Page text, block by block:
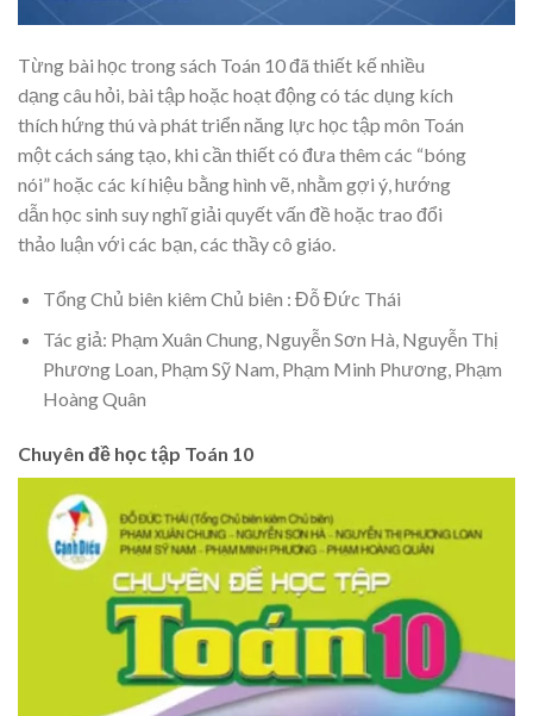
Từng bài học trong sách Toán 10 đã thiết kế nhiều
dạng câu hỏi, bài tập hoặc hoạt động có tác dụng kích
thích hứng thú và phát triển năng lực học tập môn Toán
một cách sáng tạo, khi cần thiết có đưa thêm các “bóng
nói” hoặc các kí hiệu bằng hình vẽ, nhằm gợi ý, hướng
dẫn học sinh suy nghĩ giải quyết vấn đề hoặc trao đổi
thảo luận với các bạn, các thầy cô giáo.
Tổng Chủ biên kiêm Chủ biên : Đỗ Đức Thái
Tác giả: Phạm Xuân Chung, Nguyễn Sơn Hà, Nguyễn Thị
Phương Loan, Phạm Sỹ Nam, Phạm Minh Phương, Phạm
Hoàng Quân
Chuyên đề học tập Toán 10